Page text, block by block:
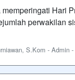
Hari
perwakilan
S.Kom - Admin